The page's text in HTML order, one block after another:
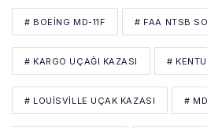
# BOEING MD-11F # FAA NTSB
# KARGO UÇAĞI KAZASI #
# LOUISVILLE UÇAK KAZASI #